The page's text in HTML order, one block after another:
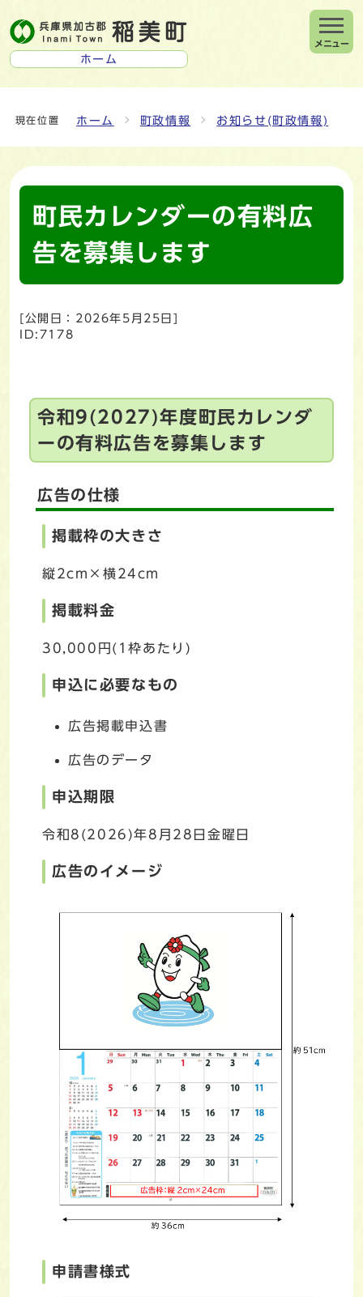
ホーム
メニュー
現在位置 ホーム 町政情報 お知らせ(町政情報)
町民カレンダーの有料広
告を募集します
[公開日： 2026年5月25日 ]
ID:7178
令和9(2027)年度町民カレンダ
ーの有料広告を募集します
広告の仕様
掲載枠の大きさ
縦2cm×横24cm
掲載料金
30,000円(1枠あたり)
申込に必要なもの
広告掲載申込書
広告のデータ
申込期限
令和8(2026)年8月28日金曜日
広告のイメージ
申請書様式